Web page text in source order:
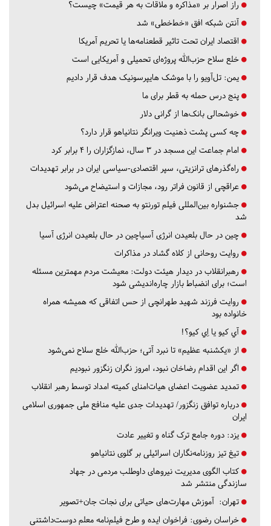
راز اصرار بر «مذاکره و ملاقات به هر قیمت» چیست؟
آنتن شبکه افق «خط‌خطی» شد
اقتصاد ایران تحت تاثیر قطعنامه‌ها یا تحریم‌ آمریکا
خلع سلاح حزب‌الله پروژه‌ای تحمیلی و آمریکایی است
یمن: تل‌آویو را با موشک هایپرسونیک هدف قرار دادیم
پنج درس‌ حمله به قطر برای ما
خوشحالی بانک‌ها از گرانی دلار
چه کسی پشت ذهنیت ویرانگر نتانیاهو قرار دارد؟
امام جماعت این مسجد در ۳ سال، نمازگزاران را ۴ برابر کرد
راه‌گذرهای ترانزیتی، سپر اقتصادی-سیاسی ایران در برابر تهدیدات
عراقچی از قانون فراتر رود، مجازات و استیضاح می‌شود
جشنواره بین‌المللی فیلم تورنتو به صحنه اعتراض علیه اسرائیل بدل
شد
چین در حال بلعیدن انرژی آسیاچین در حال بلعیدن انرژی آسیا
روایت روحانی از کلاه گشاد در مذاکرات
رهبرانقلاب در دیدار هیئت دولت: معیشت مردم مهمترین مسئله
است؛ برای انضباط بازار چاره‌اندیشی شود
روایت فرزند شهید طهرانچی از حس اتفاقی که همیشه همراه
خانواده بود
آي كيو يا اِي كيو؟!
از «یکشنبه عظیم» تا نبرد آتی؛ حزب‌الله خلع سلاح نمی‌شود
اگر این اقدام رضاخان نبود، امروز نگران زنگزور نبودیم
تمدید عضویت اعضای هیات‌امنای کمیته امداد توسط رهبر انقلاب
درباره توافق زنگزور/ تهدیدات جدی علیه منافع ملی جمهوری اسلامی
ایران
یزد: دوره جامع ترک گناه و تغییر عادت
تیغ تیز روزنامه‌نگاران اسرائیلی بر گلوی نتانیاهو
کتاب الگوی مدیریت نیروهای داوطلب مردمی در جهاد
سازندگی منتشر شد
تهران: آموزش مهارت‌های حیاتی برای نجات جان+تصویر
خراسان رضوی: فراخوان ایده و طرح فیلم‌نامه معلم دوست‌داشتنی